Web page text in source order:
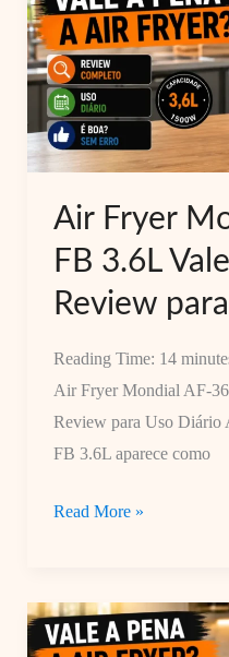
BI
6L
é
Boa?
Review
Completo
Air Fryer
FB 3.6L
Review
Reading Time: 14
Air Fryer Mondial AF-
Review para Uso
FB 3.6L aparece como
Air
AF-
36-
Read More »